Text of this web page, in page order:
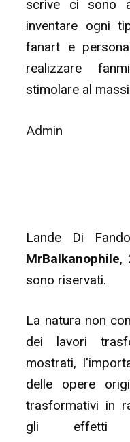
scrive ci sono
inventare ogni
fanart e
realizzare
stimolare al
Admin
Lande Di
MrBalkanophile,
sono riservati.
La natura non
dei lavori
mostrati,
delle opere
trasformativi in
gli effetti